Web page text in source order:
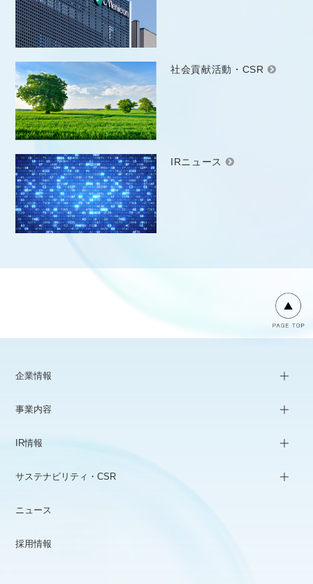
社会貢献活動・CSR
IRニュース
企業情報
事業内容
IR情報
サステナビリティ・CSR
ニュース
採用情報